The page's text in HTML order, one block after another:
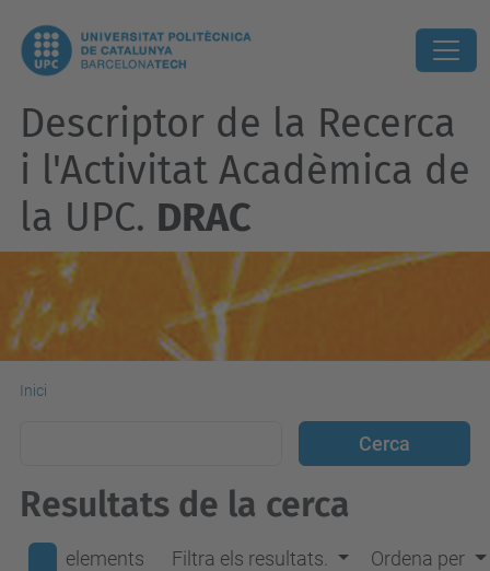
Descriptor de la Recerca
i l'Activitat Acadèmica de
la UPC. DRAC
Inici
Resultats de la cerca
elements
Filtra els resultats. Ordena per